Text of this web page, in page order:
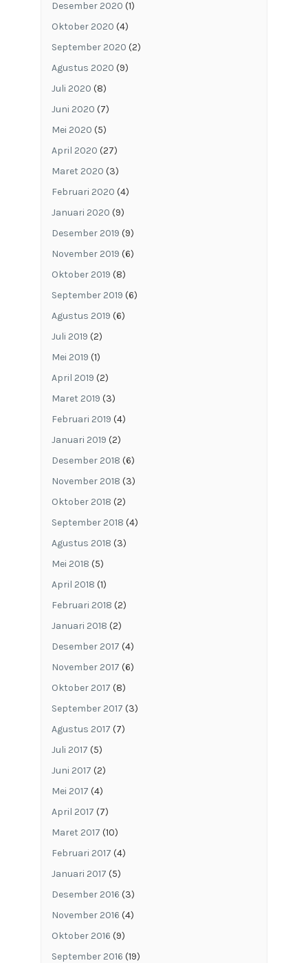
Desember 2020 (1)
Oktober 2020 (4)
September 2020 (2)
Agustus 2020 (9)
Juli 2020 (8)
Juni 2020 (7)
Mei 2020 (5)
April 2020 (27)
Maret 2020 (3)
Februari 2020 (4)
Januari 2020 (9)
Desember 2019 (9)
November 2019 (6)
Oktober 2019 (8)
September 2019 (6)
Agustus 2019 (6)
Juli 2019 (2)
Mei 2019 (1)
April 2019 (2)
Maret 2019 (3)
Februari 2019 (4)
Januari 2019 (2)
Desember 2018 (6)
November 2018 (3)
Oktober 2018 (2)
September 2018 (4)
Agustus 2018 (3)
Mei 2018 (5)
April 2018 (1)
Februari 2018 (2)
Januari 2018 (2)
Desember 2017 (4)
November 2017 (6)
Oktober 2017 (8)
September 2017 (3)
Agustus 2017 (7)
Juli 2017 (5)
Juni 2017 (2)
Mei 2017 (4)
April 2017 (7)
Maret 2017 (10)
Februari 2017 (4)
Januari 2017 (5)
Desember 2016 (3)
November 2016 (4)
Oktober 2016 (9)
September 2016 (19)